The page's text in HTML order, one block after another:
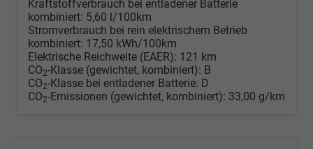
Kraftstoffverbrauch bei entladener Batterie
kombiniert: 5,60 l/100km
Stromverbrauch bei rein elektrischem Betrieb
kombiniert: 17,50 kWh/100km
Elektrische Reichweite (EAER): 121 km
CO2-Klasse (gewichtet, kombiniert): B
CO2-Klasse bei entladener Batterie: D
CO2-Emissionen (gewichtet, kombiniert): 33,00 g/km